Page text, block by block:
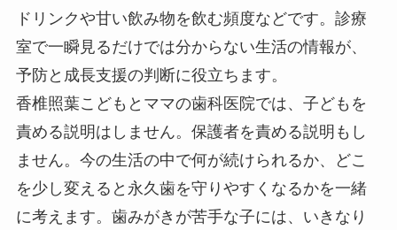
ドリンクや甘い飲み物を飲む頻度などです。診療
室で一瞬見るだけでは分からない生活の情報が、
予防と成長支援の判断に役立ちます。
香椎照葉こどもとママの歯科医院では、子どもを
責める説明はしません。保護者を責める説明もし
ません。今の生活の中で何が続けられるか、どこ
を少し変えると永久歯を守りやすくなるかを一緒
に考えます。歯みがきが苦手な子には、いきなり